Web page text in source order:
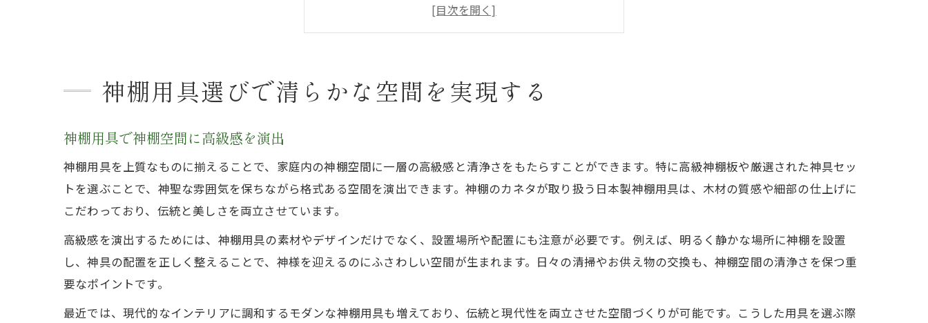
神棚のカネタが伝える用具選びの秘訣
神棚の道具と名前の意味を知ろう
高級神棚板が叶える理想の神棚づくり
高級神棚板で神棚空間が整う理由
神棚のカネタおすすめ素材と選び方
神棚の配置と高級神棚板の関係性
神棚のカネタが提案する神聖な設置法
神棚のカネタが教える神棚設置の基本
神棚・高級神棚板設置時の注意点
神棚用具選びで清らかな空間を実現する
神棚用具で神棚空間に高級感を演出
神棚用具を上質なものに揃えることで、家庭内の神棚空間に一層の高級感と清浄さをもたらすことができます。特に高級神棚板や厳選された神具セッ
トを選ぶことで、神聖な雰囲気を保ちながら格式ある空間を演出できます。神棚のカネタが取り扱う日本製神棚用具は、木材の質感や細部の仕上げに
こだわっており、伝統と美しさを両立させています。
高級感を演出するためには、神棚用具の素材やデザインだけでなく、設置場所や配置にも注意が必要です。例えば、明るく静かな場所に神棚を設置
し、神具の配置を正しく整えることで、神様を迎えるのにふさわしい空間が生まれます。日々の清掃やお供え物の交換も、神棚空間の清浄さを保つ重
要なポイントです。
最近では、現代的なインテリアに調和するモダンな神棚用具も増えており、伝統と現代性を両立させた空間づくりが可能です。こうした用具を選ぶ際